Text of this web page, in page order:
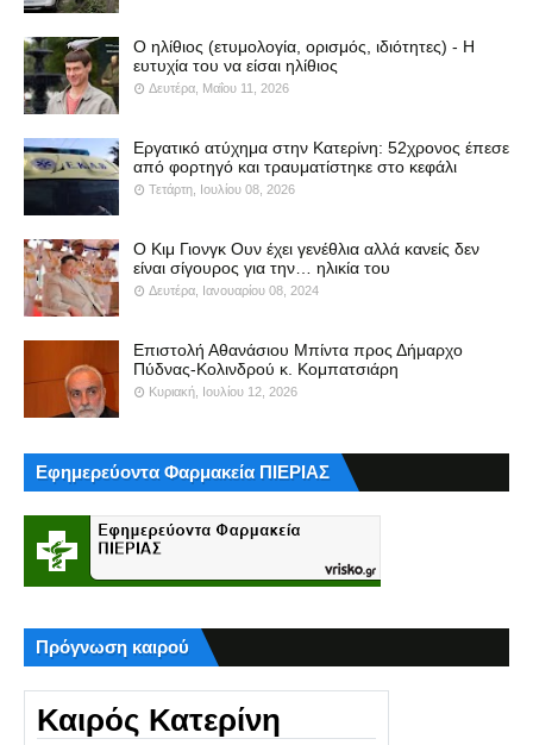
Ο ηλίθιος (ετυμολογία, ορισμός, ιδιότητες) - Η
ευτυχία του να είσαι ηλίθιος
Δευτέρα, Μαΐου 11, 2026
Εργατικό ατύχημα στην Κατερίνη: 52χρονος έπεσε
από φορτηγό και τραυματίστηκε στο κεφάλι
Τετάρτη, Ιουλίου 08, 2026
Ο Κιμ Γιονγκ Ουν έχει γενέθλια αλλά κανείς δεν
είναι σίγουρος για την… ηλικία του
Δευτέρα, Ιανουαρίου 08, 2024
Επιστολή Αθανάσιου Μπίντα προς Δήμαρχο
Πύδνας-Κολινδρού κ. Κομπατσιάρη
Κυριακή, Ιουλίου 12, 2026
Εφημερεύοντα Φαρμακεία ΠΙΕΡΙΑΣ
Πρόγνωση καιρού
Καιρός Κατερίνη